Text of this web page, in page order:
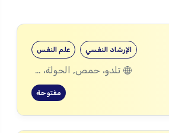
علم النفس الإرشاد النفسي
تلدو، حمص, الحولة، حمص
مفتوحة